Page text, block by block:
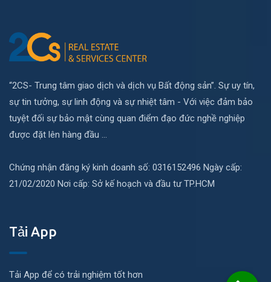
“2CS- Trung tâm giao dịch và dịch vụ Bất động sản”. Sự uy tín,
sự tin tưởng, sự linh động và sự nhiệt tâm - Với việc đảm bảo
tuyệt đối sự bảo mật cùng quan điểm đạo đức nghề nghiệp
được đặt lên hàng đầu ...
Chứng nhận đăng ký kinh doanh số: 0316152496 Ngày cấp:
21/02/2020 Nơi cấp: Sở kế hoạch và đầu tư TP.HCM
Tải App
Tải App để có trải nghiệm tốt hơn